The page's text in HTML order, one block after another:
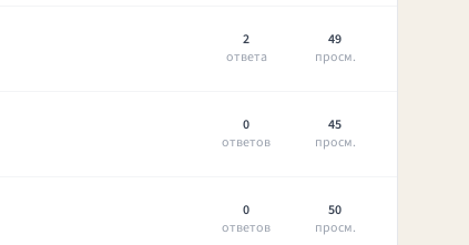
2
ответа
49
просм.
0
ответов
45
просм.
0
ответов
50
просм.